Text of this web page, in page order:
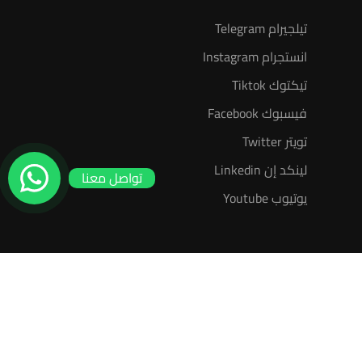
تيلجيرام Telegram
انستجرام Instagram
تيكتوك Tiktok
فيسبوك Facebook
تويتر Twitter
لينكد إن Linkedin
يوتيوب Youtube
تواصل معنا